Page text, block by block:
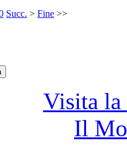
Succ. > Fine >>
Visita la
Il